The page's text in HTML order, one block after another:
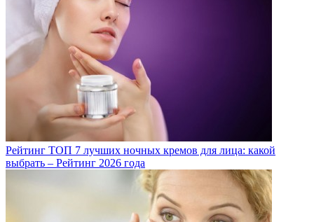
Рейтинг ТОП 7 лучших ночных кремов для лица: какой
выбрать – Рейтинг 2026 года